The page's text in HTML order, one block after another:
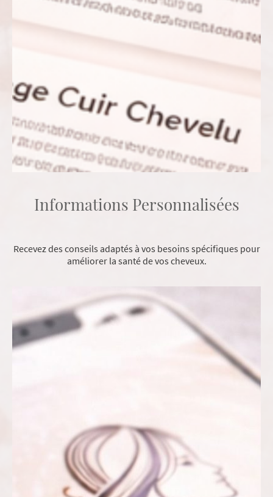
Informations Personnalisées
Recevez des conseils adaptés à vos besoins spécifiques pour
améliorer la santé de vos cheveux.